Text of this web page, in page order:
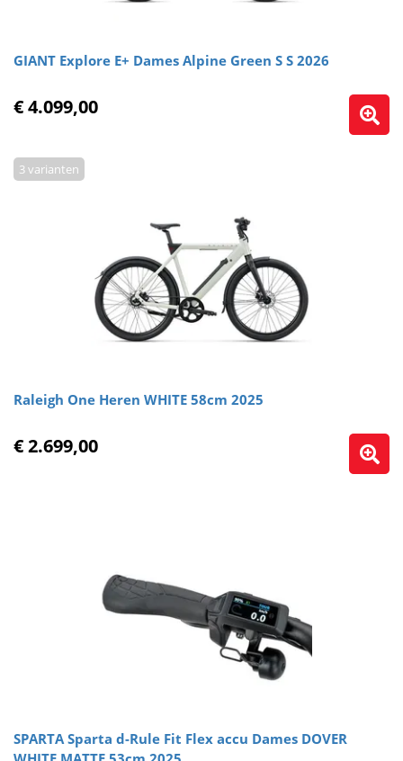
GIANT Explore E+ Dames Alpine Green S S 2026
€ 4.099,00
Raleigh One Heren WHITE 58cm 2025
3 varianten
€ 2.699,00
SPARTA Sparta d-Rule Fit Flex accu Dames DOVER